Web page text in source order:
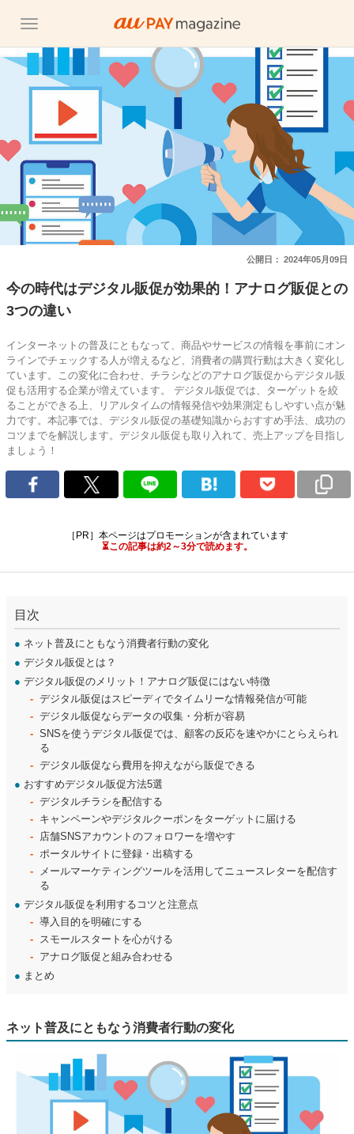
公開日： 2024年05月09日
今の時代はデジタル販促が効果的！アナログ販促との
3つの違い
インターネットの普及にともなって、商品やサービスの情報を事前にオン
ラインでチェックする人が増えるなど、消費者の購買行動は大きく変化し
ています。この変化に合わせ、チラシなどのアナログ販促からデジタル販
促も活用する企業が増えています。 デジタル販促では、ターゲットを絞
ることができる上、リアルタイムの情報発信や効果測定もしやすい点が魅
力です。本記事では、デジタル販促の基礎知識からおすすめ手法、成功の
コツまでを解説します。デジタル販促も取り入れて、売上アップを目指し
ましょう！
［PR］本ページはプロモーションが含まれています
⏳この記事は約2～3分で読めます。
目次
● ネット普及にともなう消費者行動の変化
● デジタル販促とは？
● デジタル販促のメリット！アナログ販促にはない特徴
デジタル販促はスピーディでタイムリーな情報発信が可能
デジタル販促ならデータの収集・分析が容易
SNSを使うデジタル販促では、顧客の反応を速やかにとらえられ
る
デジタル販促なら費用を抑えながら販促できる
● おすすめデジタル販促方法5選
デジタルチラシを配信する
キャンペーンやデジタルクーポンをターゲットに届ける
店舗SNSアカウントのフォロワーを増やす
ポータルサイトに登録・出稿する
メールマーケティングツールを活用してニュースレターを配信す
る
● デジタル販促を利用するコツと注意点
導入目的を明確にする
スモールスタートを心がける
アナログ販促と組み合わせる
● まとめ
ネット普及にともなう消費者行動の変化